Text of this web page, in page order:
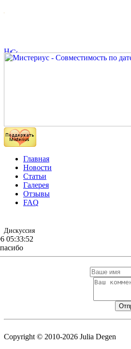
Главная
Новости
Статьи
Галерея
Отзывы
FAQ
Дискуссия
05:33:52
Copyright © 2010-2026 Julia Degen